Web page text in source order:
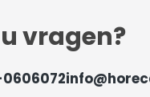
vragen?